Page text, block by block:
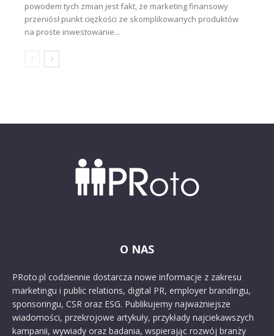
powodem tych zmian jest fakt, że marketing finansowy
przeniósł punkt ciężkości ze skomplikowanych produktów
na proste inwestowanie...
O NAS
PRoto.pl codziennie dostarcza nowe informacje z zakresu
marketingu i public relations, digital PR, employer brandingu,
sponsoringu, CSR oraz ESG. Publikujemy najważniejsze
wiadomości, przekrojowe artykuły, przykłady najciekawszych
kampanii, wywiady oraz badania, wspierając rozwój branży